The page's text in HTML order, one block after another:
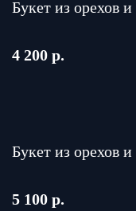
Букет из орехов
4 200 р.
Букет из орехов
5 100 р.